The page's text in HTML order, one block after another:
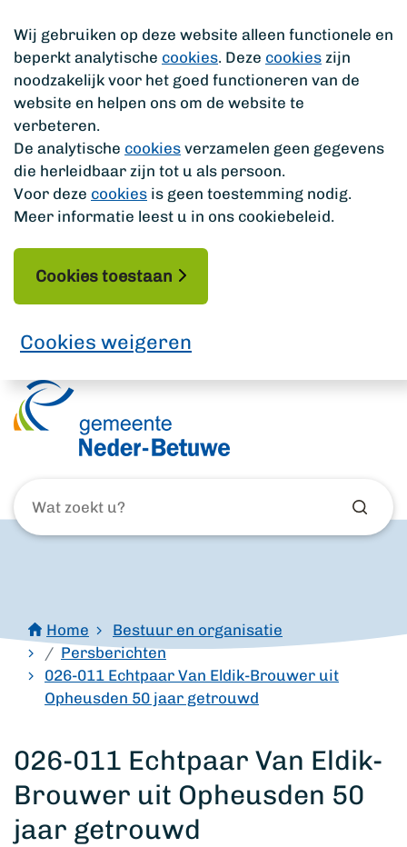
Wij gebruiken op deze website alleen functionele en
beperkt analytische cookies. Deze cookies zijn
noodzakelijk voor het goed functioneren van de
website en helpen ons om de website te
verbeteren.
De analytische cookies verzamelen geen gegevens
die herleidbaar zijn tot u als persoon.
Voor deze cookies is geen toestemming nodig.
Meer informatie leest u in ons cookiebeleid.
Cookies toestaan
Cookies weigeren
zoekt
u?
Home
Bestuur en organisatie
Persberichten
026-011 Echtpaar Van Eldik-Brouwer uit
Opheusden 50 jaar getrouwd
026-011 Echtpaar Van Eldik-
Brouwer uit Opheusden 50
jaar getrouwd